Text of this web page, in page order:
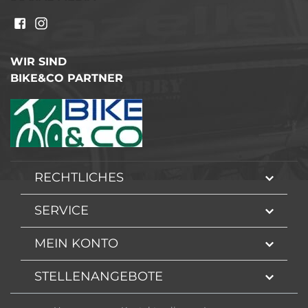
WIR SIND
BIKE&CO PARTNER
RECHTLICHES
SERVICE
MEIN KONTO
STELLENANGEBOTE